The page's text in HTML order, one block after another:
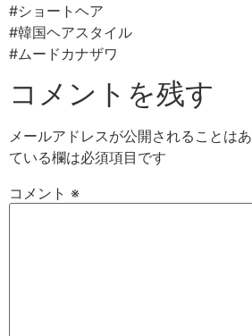
#ショートヘア
#韓国ヘアスタイル
#ムードカナザワ
コメントを残す
メールアドレスが公開されることはあ
ている欄は必須項目です
コメント ※